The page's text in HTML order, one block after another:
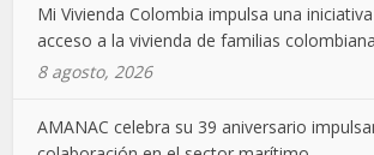
Mi Vivienda Colombia impulsa una
acceso a la vivienda de familias
8 agosto, 2026
AMANAC celebra su 39 aniversario